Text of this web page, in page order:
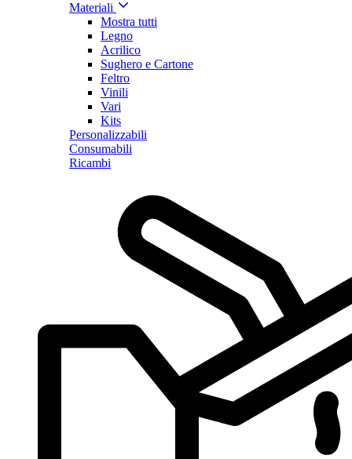
Materiali
Mostra tutti
Legno
Acrilico
Sughero e Cartone
Feltro
Vinili
Vari
Kits
Personalizzabili
Consumabili
Ricambi